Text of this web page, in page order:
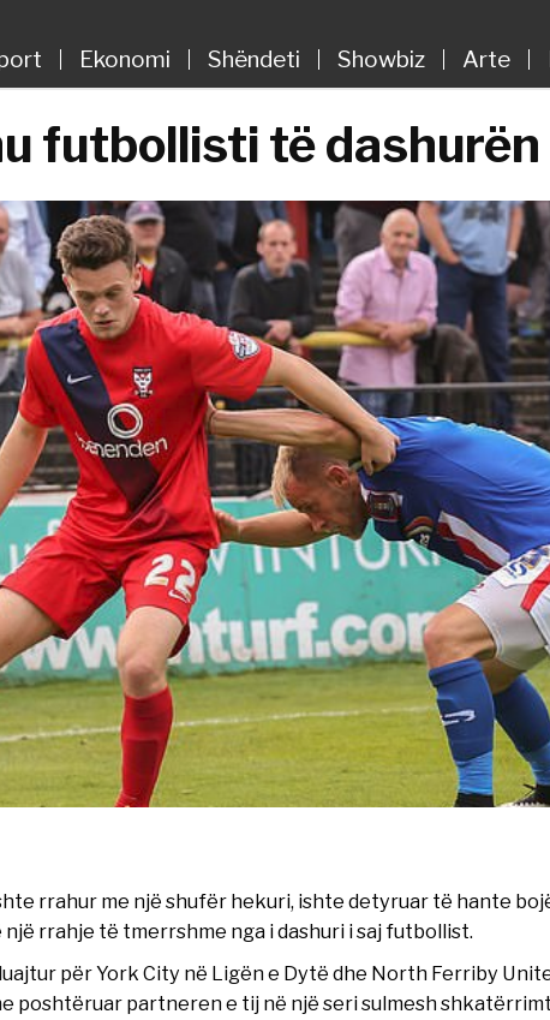
Ekonomi Shëndeti Showbiz Arte
futbollisti të
rrahur me një shufër hekuri, ishte detyruar të hante
një rrahje të tmerrshme nga i dashuri i saj futbollist.
për York City në Ligën e Dytë dhe North Ferriby
poshtëruar partneren e tij në një seri sulmesh